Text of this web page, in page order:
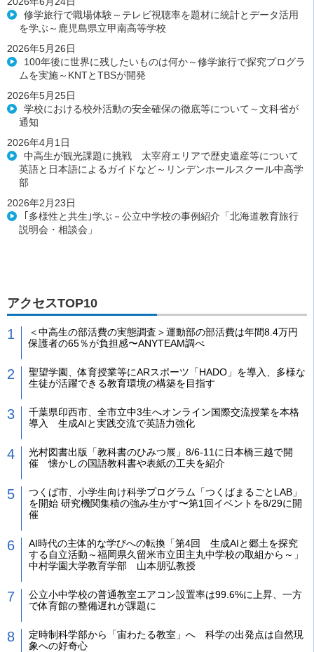
修学旅行で職場体験～テレビ視聴率を題材に統計とデータ活用
を学ぶ～鹿児島県立甲南高等学校
2026年5月26日
100年後に世界に残したいものは何か～修学旅行で探究プログラ
ムを実施～KNTとTBSが開発
2026年5月25日
学校における校外活動の安全確保の徹底等について～文科省が
通知
2026年4月1日
中高生が観光課題に挑戦 太宰府エリアで歴史遺産等について
英語と日本語によるガイドなど～リンデンホールスクール中高学
部
2026年2月23日
｢多様性と共生｣学ぶ－公立中学校の事例紹介「北海道教育旅行
説明会・相談会」
アクセスTOP10
＜中高生の部活費の実態調査＞運動部の部活費は年間8.4万円
保護者の65％が負担感〜ANYTEAM調べ
聖望学園、体育授業等にARスポーツ「HADO」を導入、多様な
生徒が活躍できる教育環境の構築を目指す
千葉県印西市、全市立中3生へオンライン国際交流授業を本格
導入 生成AIと実践交流で英語力強化
光村図書出版「教科書のひみつ展」8/6-11に日本橋三越で開
催 懐かしの国語教科書や表紙の工夫を紹介
つくば市、小学生向け科学プログラム「つくばまるごとLAB」
を開始 研究機関集積の強み生かす〜第1回イベントを8/29に開
催
AI時代の主体的な学びへの転換「第4回 生成AIと郷土を探究
する自立活動～福岡県久留米市立田主丸中学校の取組から～」
中村学園大学教育学部 山本朋弘教授
公立小中学校の普通教室エアコン設置率は99.6%に上昇、一方
で体育館の整備遅れが課題に
定時制科学部から「宙わたる教室」へ 科学の出発点は自然現
象への好奇心